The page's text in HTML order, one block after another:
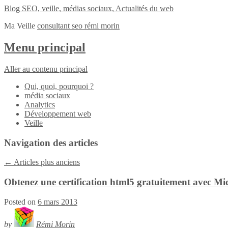
Blog SEO, veille, médias sociaux, Actualités du web
Ma Veille consultant seo rémi morin
Menu principal
Aller au contenu principal
Qui, quoi, pourquoi ?
média sociaux
Analytics
Développement web
Veille
Navigation des articles
← Articles plus anciens
Obtenez une certification html5 gratuitement avec
Posted on 6 mars 2013
by
Rémi Morin